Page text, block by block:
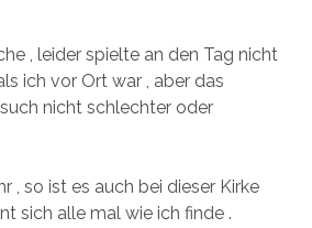
, leider spielte an den Tag nicht
ich vor Ort war , aber das
nicht schlechter oder
, so ist es auch bei dieser Kirke
sich alle mal wie ich finde .